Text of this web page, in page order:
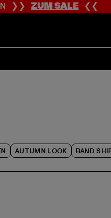
❯❯ZUM SALE❮❮
AUTUMN LOOK BAND